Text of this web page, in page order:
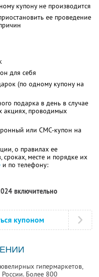
купону не производится
ее проведение
для себя
(по одному купону на
подарка в день в случае
акциях, проводимых
или СМС-купон на
о правилах ее
сроках, месте и порядке их
и по телефону:
включительно
купоном
гипермаркетов,
Более 800